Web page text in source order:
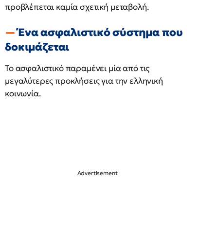
προβλέπεται καμία σχετική μεταβολή.
Ένα ασφαλιστικό σύστημα που
δοκιμάζεται
Το ασφαλιστικό παραμένει μία από τις
μεγαλύτερες προκλήσεις για την ελληνική
κοινωνία.